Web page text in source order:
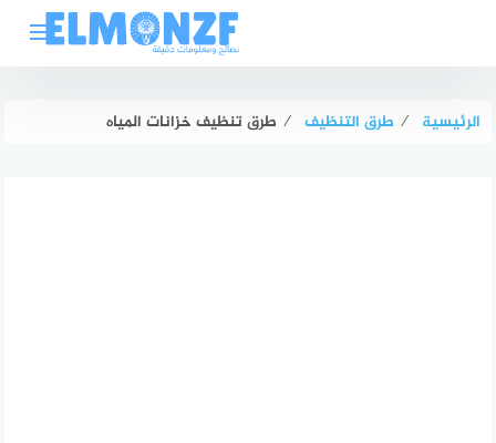
الرئيسية ⁄ طرق التنظيف ⁄ طرق تنظيف خزانات المياه